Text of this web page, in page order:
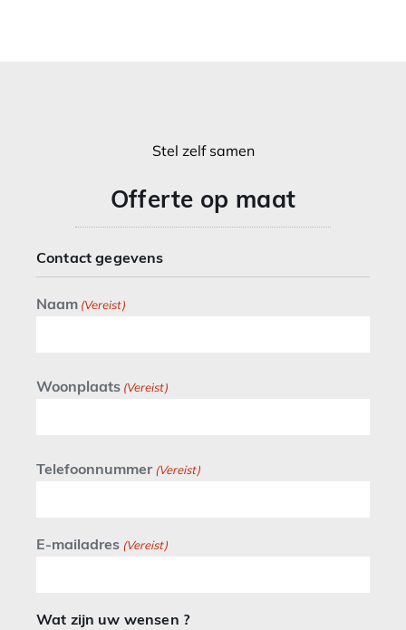
Stel zelf samen
Offerte op maat
Contact gegevens
Naam (Vereist)
Woonplaats (Vereist)
Telefoonnummer (Vereist)
E-mailadres (Vereist)
Wat zijn uw wensen ?